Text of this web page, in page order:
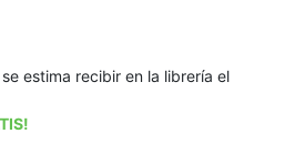
estima recibir en la librería el